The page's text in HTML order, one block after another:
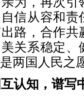
信从容和
路，合作
关系稳定
两国人民之
认知，谱写